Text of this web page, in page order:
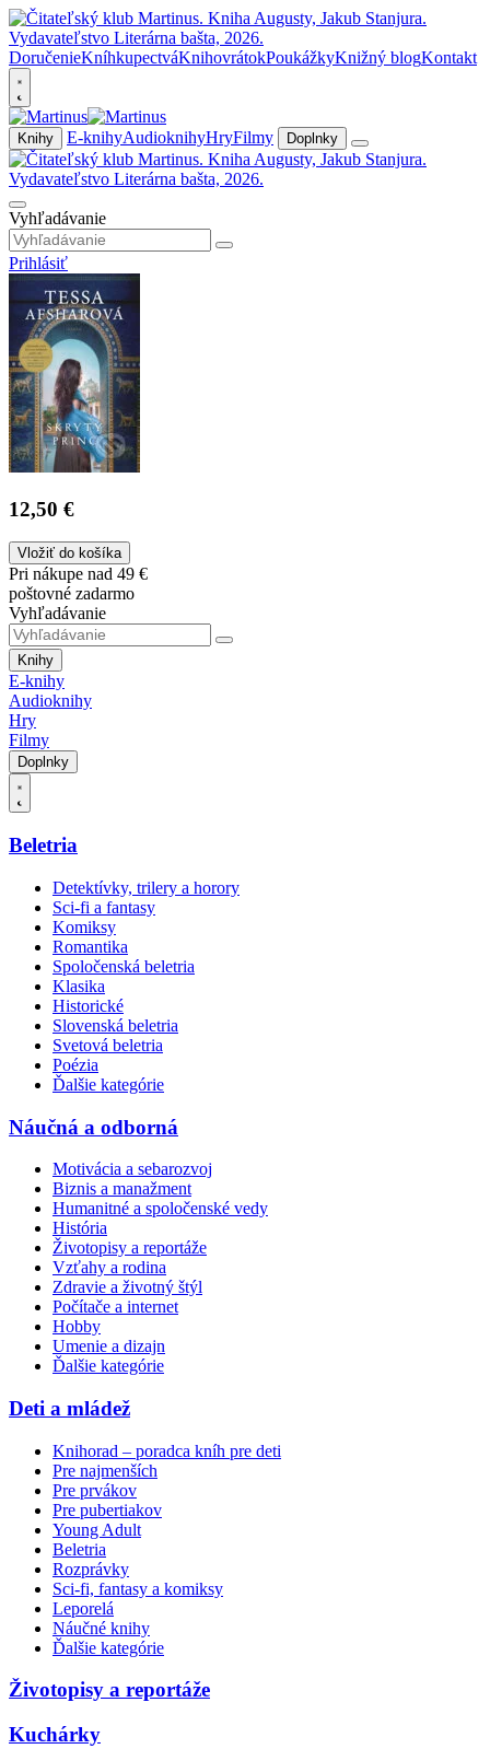
DoručenieKníhkupectváKnihovrátokPoukážkyKnižný blogKontakt
Knihy E-knihyAudioknihyHryFilmy Doplnky
Vyhľadávanie
Prihlásiť
12,50 €
Vložiť do košíka
Pri nákupe nad 49 €
poštovné zadarmo
Vyhľadávanie
Knihy
E-knihy
Audioknihy
Hry
Filmy
Doplnky
Beletria
Detektívky, trilery a horory
Sci-fi a fantasy
Komiksy
Romantika
Spoločenská beletria
Klasika
Historické
Slovenská beletria
Svetová beletria
Poézia
Ďalšie kategórie
Náučná a odborná
Motivácia a sebarozvoj
Biznis a manažment
Humanitné a spoločenské vedy
História
Životopisy a reportáže
Vzťahy a rodina
Zdravie a životný štýl
Počítače a internet
Hobby
Umenie a dizajn
Ďalšie kategórie
Deti a mládež
Knihorad – poradca kníh pre deti
Pre najmenších
Pre prvákov
Pre pubertiakov
Young Adult
Beletria
Rozprávky
Sci-fi, fantasy a komiksy
Leporelá
Náučné knihy
Ďalšie kategórie
Životopisy a reportáže
Kuchárky